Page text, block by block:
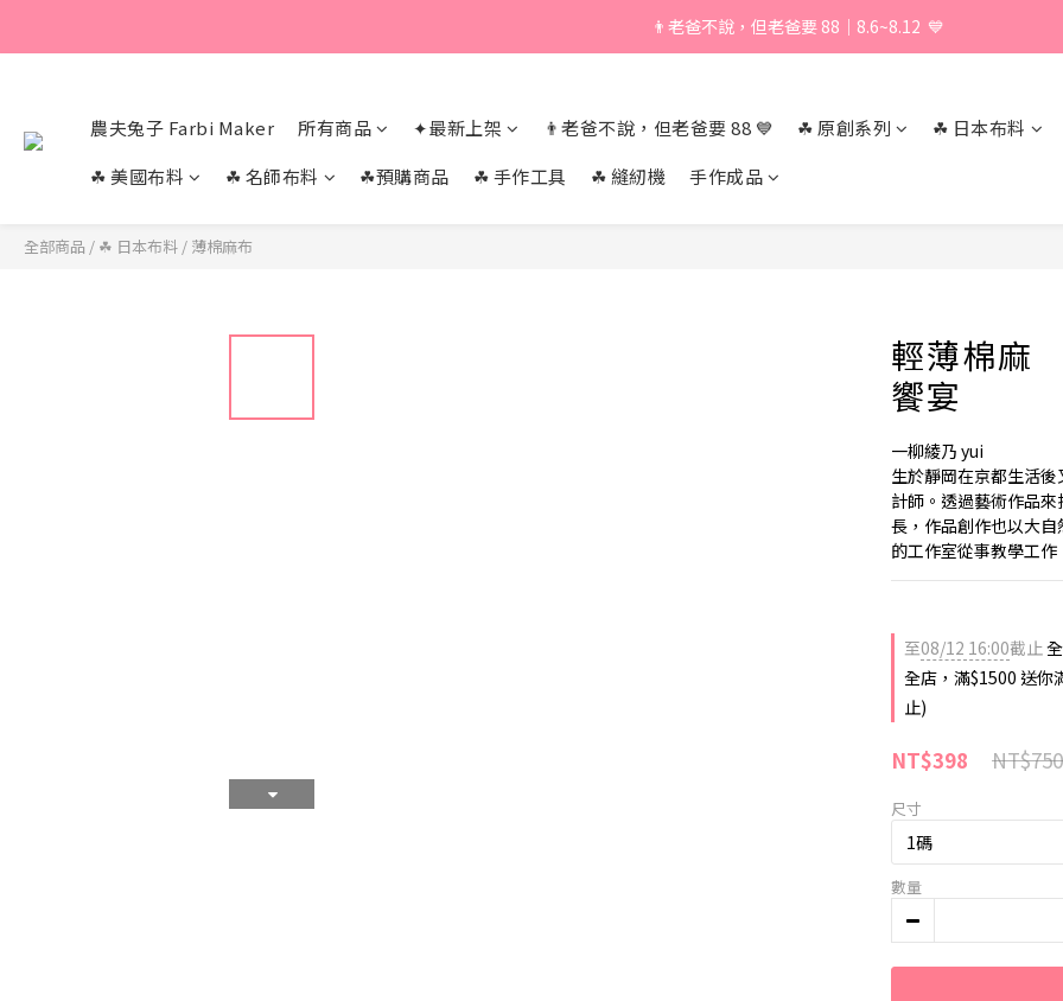
\ 加入會員享獨家折扣 /
👨老爸不說，但老爸要 88｜8.6~8.12  💙
農夫兔子 Farbi Maker 所有商品 ✦最新上架 👨老爸不說，但老爸要 88 💙 ☘︎ 原創系列
☘︎ 日本布料
☘︎ 美國布料
☘︎ 名師布料 ☘︎預購商品 ☘︎ 手作工具 ☘︎ 縫紉機 手作成品
全部商品 / ☘︎ 日本布料 / 薄棉麻布
輕薄棉麻
饗宴
一柳綾乃 yui
生於靜岡在京都生活
計師。透過藝術作品
長，作品創作也以大
的工作室從事教學工
至08/12 16:00截止
全店，滿$1500 送你
止)
NT$750
NT$398
尺寸
數量